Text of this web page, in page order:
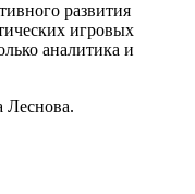
развития
игровых
аналитика и